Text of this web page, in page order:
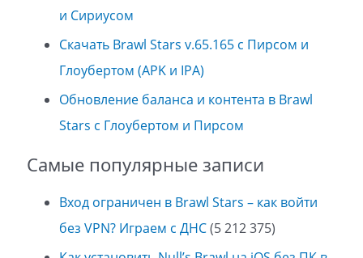
и Сириусом
Скачать Brawl Stars v.65.165 с Пирсом и
Глоубертом (APK и IPA)
Обновление баланса и контента в Brawl
Stars с Глоубертом и Пирсом
Самые популярные записи
Вход ограничен в Brawl Stars – как войти
без VPN? Играем с ДНС(5 212 375)